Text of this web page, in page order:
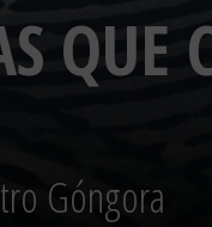
QUE
Góngora